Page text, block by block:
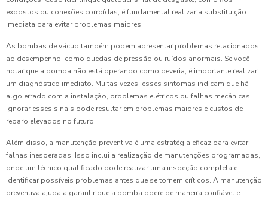
expostos ou conexões corroídas, é fundamental realizar a substituição
imediata para evitar problemas maiores.
As bombas de vácuo também podem apresentar problemas relacionados
ao desempenho, como quedas de pressão ou ruídos anormais. Se você
notar que a bomba não está operando como deveria, é importante realizar
um diagnóstico imediato. Muitas vezes, esses sintomas indicam que há
algo errado com a instalação, problemas elétricos ou falhas mecânicas.
Ignorar esses sinais pode resultar em problemas maiores e custos de
reparo elevados no futuro.
Além disso, a manutenção preventiva é uma estratégia eficaz para evitar
falhas inesperadas. Isso inclui a realização de manutenções programadas,
onde um técnico qualificado pode realizar uma inspeção completa e
identificar possíveis problemas antes que se tornem críticos. A manutenção
preventiva ajuda a garantir que a bomba opere de maneira confiável e